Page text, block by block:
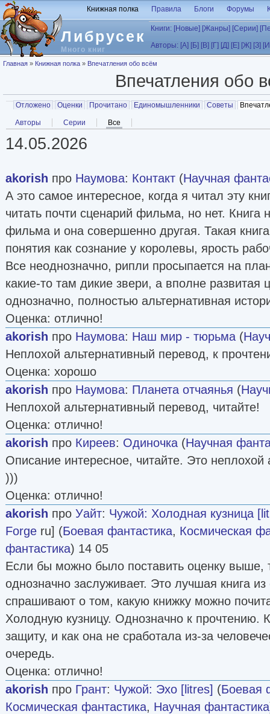
Перейти к основному содержанию
Либрусек
Много книг
Книжная полка Правила Блоги Форумы
Книги: [Новые] [Жанры] [Серии]
Авторы: [А] [Б] [В] [Г] [Д] [Е] [Ж] [З]
Вы здесь
Главная » Книжная полка » Впечатления обо всём
Впечатления обо
Главные вкладки
Отложено Оценки Прочитано Единомышленники Советы
Вторичные вкладки
Авторы Серии Все
14.05.2026
akorish про Наумова: Контакт (Научная
А это самое интересное, когда я читал эту
читать почти сценарий фильма, но нет. Книга
фильма и она совершенно другая. Такая
понятия как сознание у королевы, ярость
Все неоднозначно, рипли просыпается на
какие-то там дикие звери, а вполне развитая
однозначно, полностью альтернативная
Оценка: отлично!
akorish про Наумова: Наш мир - тюрьма (
Неплохой альтернативный перевод, к
Оценка: хорошо
akorish про Наумова: Планета отчаянья (
Неплохой альтернативный перевод, читайте!
Оценка: отлично!
akorish про Киреев: Одиночка (Научная
Описание интересное, читайте. Это неплохой
)))
Оценка: отлично!
akorish про Уайт: Чужой: Холодная кузница
Forge ru] (Боевая фантастика, Космическая
фантастика) 14 05
Если бы можно было поставить оценку выше,
однозначно заслуживает. Это лучшая книга
спрашивают о том, какую книжку можно
Холодную кузницу. Однозначно к прочтению.
защиту, и как она не сработала из-за
очередь.
Оценка: отлично!
akorish про Грант: Чужой: Эхо [litres] (Боевая
Космическая фантастика, Научная фантастика